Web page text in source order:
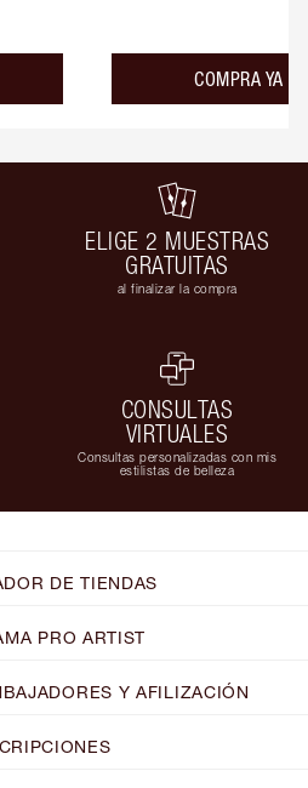
COMPRA YA
ELIGE 2 MUESTRAS
GRATUITAS
al finalizar la compra
CONSULTAS
VIRTUALES
Consultas personalizadas con mis
estilistas de belleza
DE TIENDAS
PRO ARTIST
Y AFILIZACIÓN